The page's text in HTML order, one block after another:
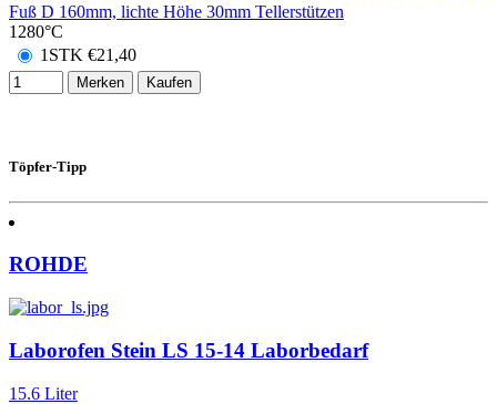
1280°C
1STK €21,40
Merken Kaufen
Töpfer-Tipp
ROHDE
Laborofen Stein LS 15-14 Laborbedarf
15.6 Liter